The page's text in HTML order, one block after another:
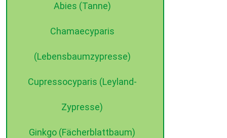
Abies (Tanne)
Chamaecyparis
(Lebensbaumzypresse)
Cupressocyparis (Leyland-
Zypresse)
Ginkgo (Fächerblattbaum)